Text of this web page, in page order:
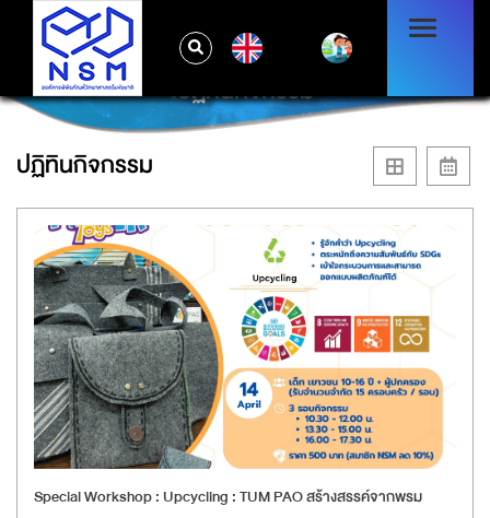
ปฏิทินกิจกรรม
ปฏิทินกิจกรรม
Special Workshop : Upcycling : TUM PAO สร้างสรรค์จากพรม